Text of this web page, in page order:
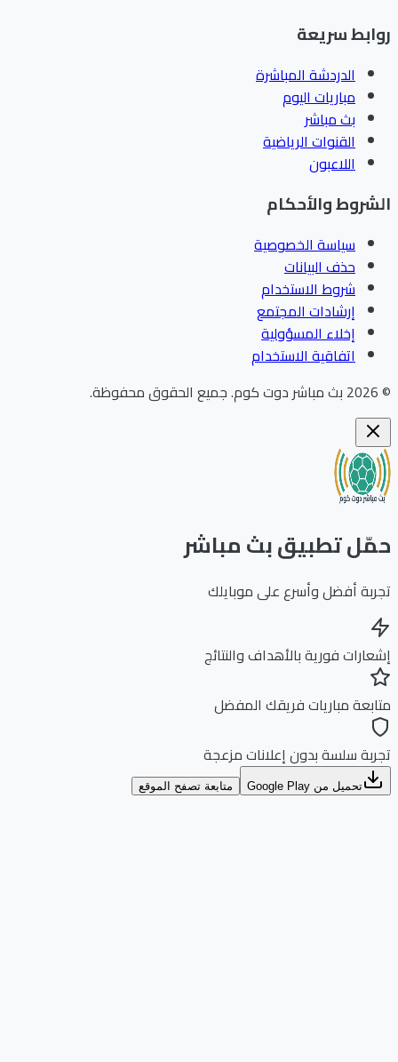
سريعة
الدردشة المباشرة
مباريات اليوم
بث مباشر
القنوات الرياضية
اللاعبون
والأحكام
سياسة الخصوصية
حذف البيانات
شروط الاستخدام
إرشادات المجتمع
إخلاء المسؤولية
اتفاقية الاستخدام
بث مباشر دوت كوم.جميع الحقوق محفوظة.
تطبيق بث مباشر
أفضل وأسرع على موبايلك
فورية بالأهداف والنتائج
مباريات فريقك المفضل
سلسة بدون إعلانات مزعجة
تحميل من Google Play متابعة تصفح الموقع